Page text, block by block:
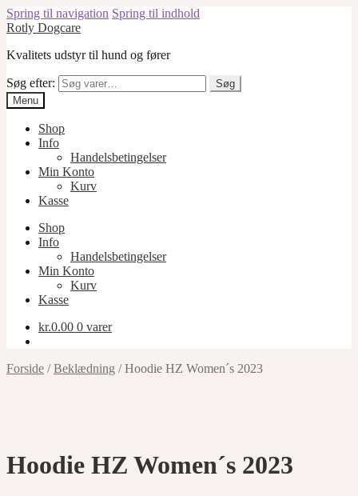
Spring til navigation Spring til indhold
Rotly Dogcare
Kvalitets udstyr til hund og fører
Søg efter:
Søg
Menu
Shop
Info
Handelsbetingelser
Min Konto
Kurv
Kasse
Shop
Info
Handelsbetingelser
Min Konto
Kurv
Kasse
kr.0.00 0 varer
Forside /Beklædning /Hoodie HZ Women´s 2023
Hoodie HZ Women´s 2023